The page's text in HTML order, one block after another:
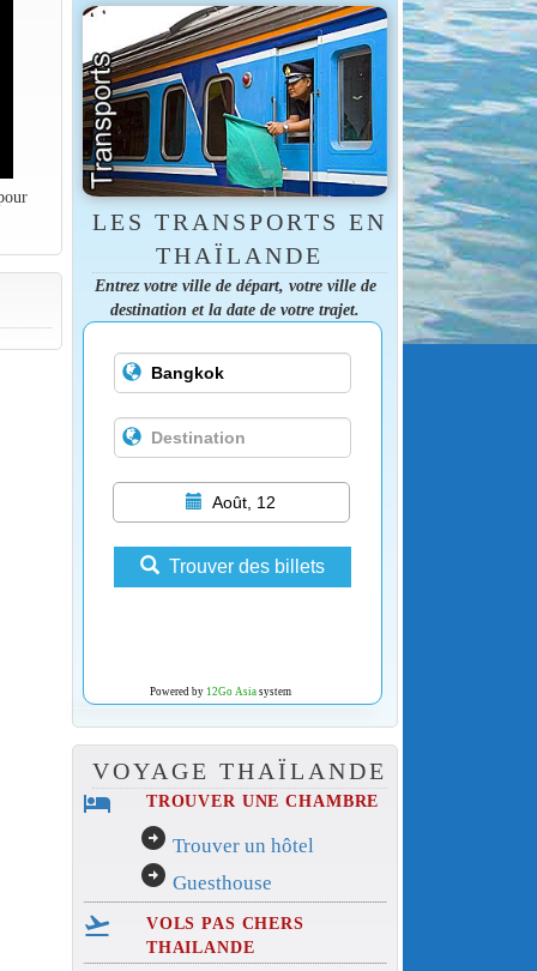
LES TRANSPORTS EN
THAÏLANDE
Entrez votre ville de départ, votre ville de
destination et la date de votre trajet.
Août, 12
Trouver des billets
Powered by 12Go Asiasystem
VOYAGE THAÏLANDE
hotel TROUVER UNE CHAMBRE
arrow_circle_right Trouver un hôtel
arrow_circle_right Guesthouse
flight_takeoff
VOLS PAS CHERS
THAILANDE